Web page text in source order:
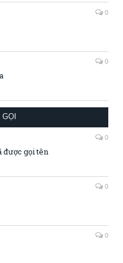
0
0
0
được gọi tên
0
0